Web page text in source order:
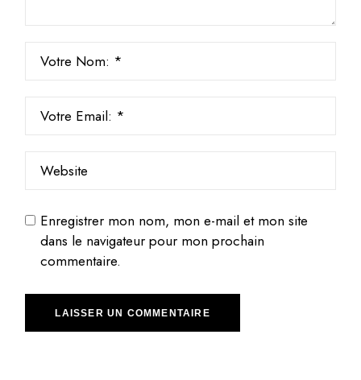
Enregistrer mon nom, mon e-mail et mon site
dans le navigateur pour mon prochain
commentaire.
LAISSER UN COMMENTAIRE